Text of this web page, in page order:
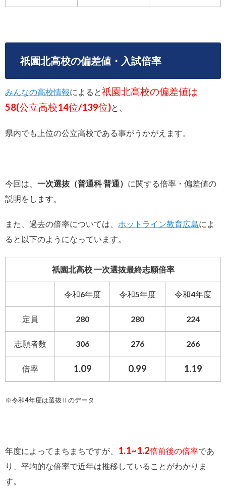
祇園北高校の偏差値・入試倍率
みんなの高校情報によると祇園北高校の偏差値は
58(公立高校14位/139位)と、
県内でも上位の公立高校である事がうかがえます。
今回は、 一次選抜（普通科 普通） に関する倍率・偏差値の
説明をします。
また、過去の倍率については、 ホットライン教育広島によ
ると以下のようになっています。
祇園北高校 一次選抜最終志願倍率
令和6年度 令和5年度 令和4年度
定員 280 280 224
志願者数 306 276 266
倍率 1.09 0.99 1.19
※令和4年度は選抜Ⅱのデータ
年度によってまちまちですが、 1.1~1.2倍前後の倍率であ
り、平均的な倍率で近年は推移していることがわかりま
す。